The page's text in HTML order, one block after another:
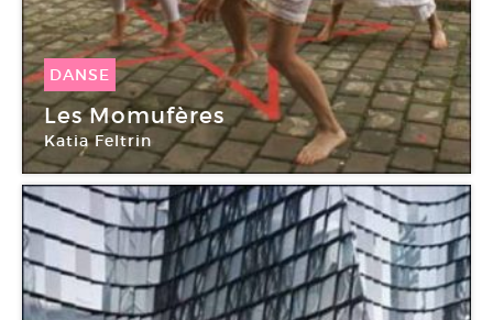
DANSE
25 Sep -25 Sep 2010
Les Momufères
Katia Feltrin
Galerie Sycomore Art